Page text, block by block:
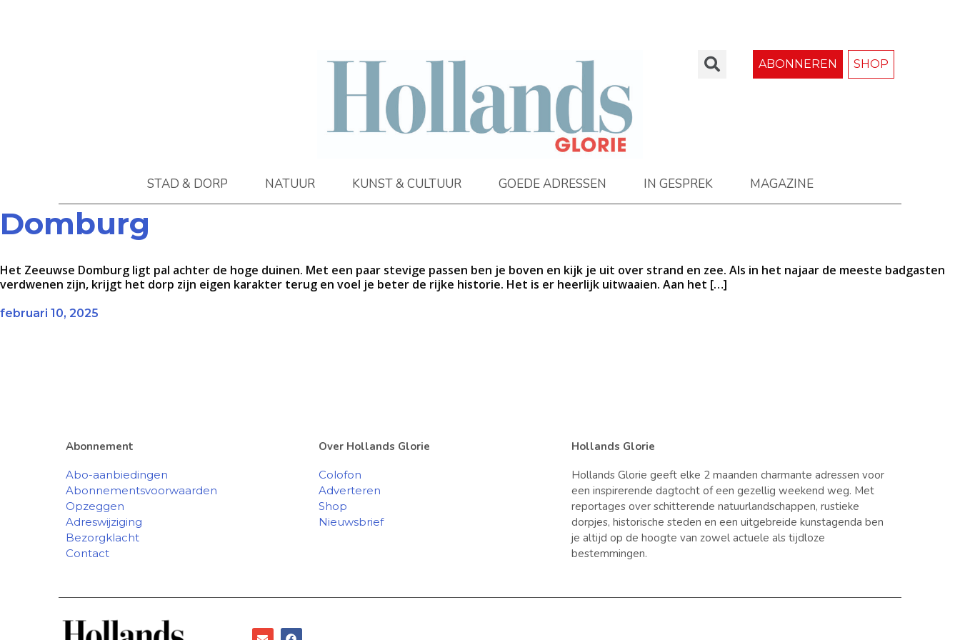
ABONNEREN SHOP
STAD & DORP NATUUR KUNST & CULTUUR GOEDE ADRESSEN IN GESPREK MAGAZINE
Domburg
Het Zeeuwse Domburg ligt pal achter de hoge duinen. Met een paar stevige passen ben je boven en kijk je uit over strand en zee. Als in het najaar de meeste badgasten
verdwenen zijn, krijgt het dorp zijn eigen karakter terug en voel je beter de rijke historie. Het is er heerlijk uitwaaien. Aan het […]
februari 10, 2025
Abonnement
Abo-aanbiedingen
Abonnementsvoorwaarden
Opzeggen
Adreswijziging
Bezorgklacht
Contact
Over Hollands Glorie
Colofon
Adverteren
Shop
Nieuwsbrief
Hollands Glorie
Hollands Glorie geeft elke 2 maanden charmante adressen voor
een inspirerende dagtocht of een gezellig weekend weg. Met
reportages over schitterende natuurlandschappen, rustieke
dorpjes, historische steden en een uitgebreide kunstagenda ben
je altijd op de hoogte van zowel actuele als tijdloze
bestemmingen.